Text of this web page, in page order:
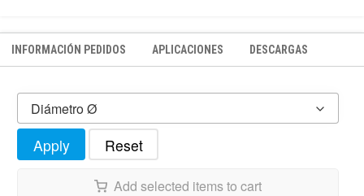
INFORMACIÓN PEDIDOS APLICACIONES DESCARGAS
Diámetro Ø
Apply Reset
Add selected items to cart